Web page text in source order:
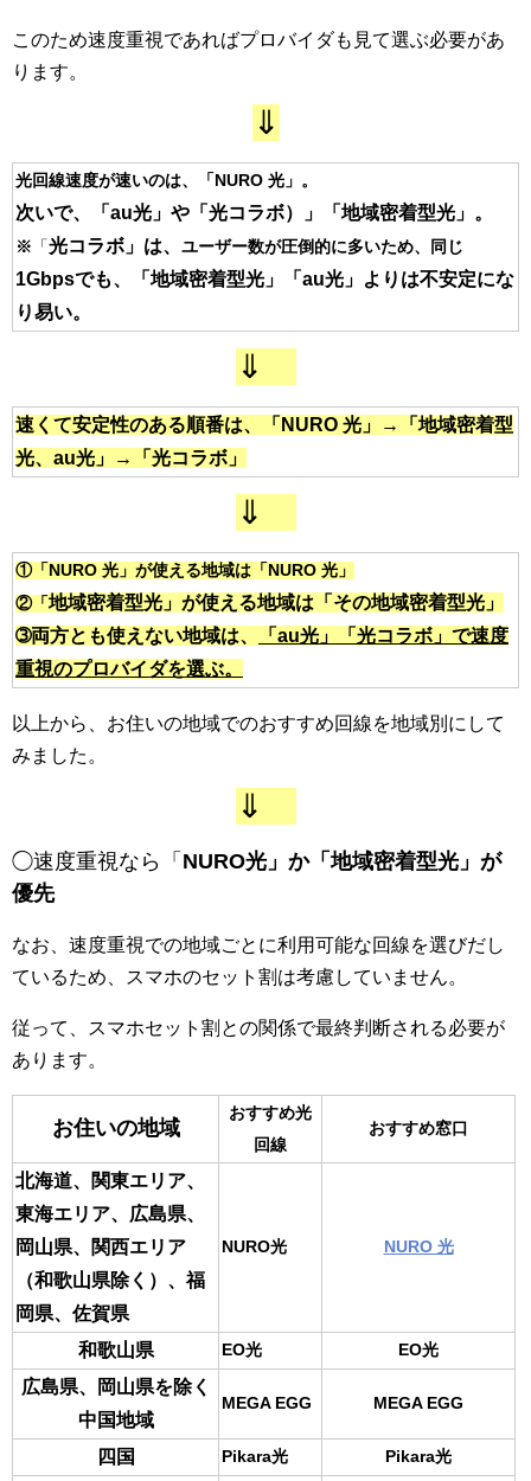
このため速度重視であればプロバイダも見て選ぶ必要があ
ります。
⇓
光回線速度が速いのは、「NURO 光」。
次いで、「au光」や「光コラボ）」「地域密着型光」。
※ 「 光コラボ」は、 ユーザー数が圧倒的に多いため、同じ
1Gbpsでも、「地域密着型光」「au光」よりは不安定にな
り易い。
⇓
速くて安定性のある順番は、
「NURO 光」→「地域密着型
光、au光」→「光コラボ」
⇓
①「NURO 光」が使える地域は「NURO 光」
②「 地域密着型光」が使える地域は「その地域密着型光」
➂両方とも使えない地域は、
「 au光」
「光コラボ」で速度
重視のプロバイダを選ぶ。
以上から、お住いの地域でのおすすめ回線を地域別にして
みました。
⇓
◯速度重視なら「 NURO光」か「地域密着型光」が
優先
なお、速度重視での地域ごとに利用可能な回線を選びだし
ているため、スマホのセット割は考慮していません。
従って、スマホセット割との関係で最終判断される必要が
あります。
お住いの地域
おすすめ光
回線
おすすめ窓口
北海道、関東エリア、
東海エリア、広島県、
岡山県、関西エリア
（和歌山県除く）、福
岡県、佐賀県
NURO光 NURO 光
和歌山県 EO光 EO光
広島県、岡山県を除く
中国地域
MEGA EGG MEGA EGG
四国 Pikara光 Pikara光